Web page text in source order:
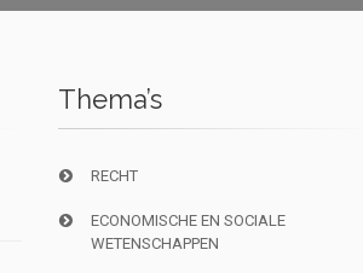
Thema’s
RECHT
ECONOMISCHE EN SOCIALE
WETENSCHAPPEN